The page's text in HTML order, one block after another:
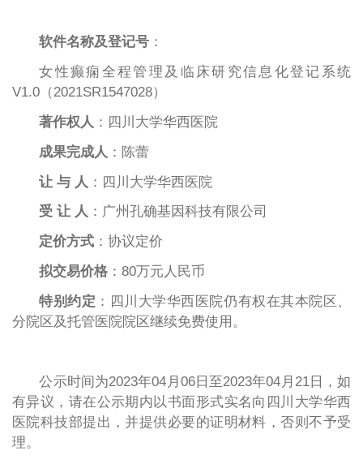
软件名称及登记号 ：
女性癫痫全程管理及临床研究信息化登记系统
V1.0（2021SR1547028）
著作权人 ：四川大学华西医院
成果完成人 ：陈蕾
让 与 人 ：四川大学华西医院
受 让 人 ：广州孔确基因科技有限公司
定价方式 ：协议定价
拟交易价格 ：80万元人民币
特别约定 ：四川大学华西医院仍有权在其本院区、
分院区及托管医院院区继续免费使用。
公示时间为2023年04月06日至2023年04月21日，如
有异议，请在公示期内以书面形式实名向四川大学华西
医院科技部提出，并提供必要的证明材料，否则不予受
理。